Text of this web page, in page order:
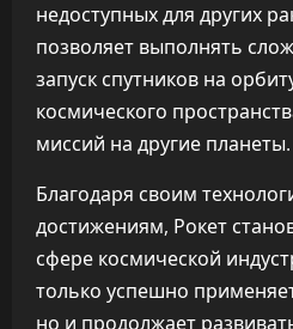
недоступных для других
позволяет выполнять
запуск спутников на
космического
миссий на другие планеты.
Благодаря своим
достижениям, Рокет
сфере космической
только успешно
но и продолжает